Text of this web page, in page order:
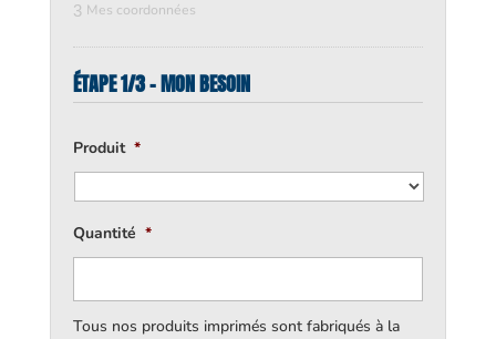
3 Mes coordonnées
ÉTAPE 1/3 - MON BESOIN
Produit *
Quantité *
Tous nos produits imprimés sont fabriqués à la